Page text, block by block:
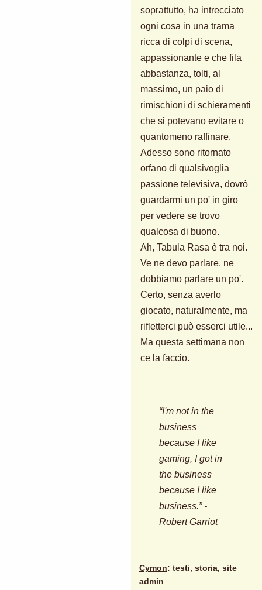
soprattutto, ha intrecciato
ogni cosa in una trama
ricca di colpi di scena,
appassionante e che fila
abbastanza, tolti, al
massimo, un paio di
rimischioni di schieramenti
che si potevano evitare o
quantomeno raffinare.
Adesso sono ritornato
orfano di qualsivoglia
passione televisiva, dovrò
guardarmi un po' in giro
per vedere se trovo
qualcosa di buono.
Ah, Tabula Rasa è tra noi.
Ve ne devo parlare, ne
dobbiamo parlare un po'.
Certo, senza averlo
giocato, naturalmente, ma
rifletterci può esserci utile...
Ma questa settimana non
ce la faccio.
“I'm not in the
business
because I like
gaming, I got in
the business
because I like
business.” -
Robert Garriot
Cymon: testi, storia, site
admin